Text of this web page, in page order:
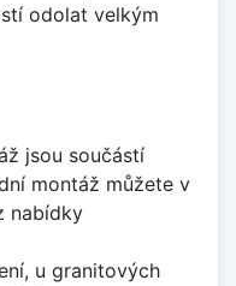
odolat velkým
jsou součástí
montáž můžete v
nabídky
u granitových